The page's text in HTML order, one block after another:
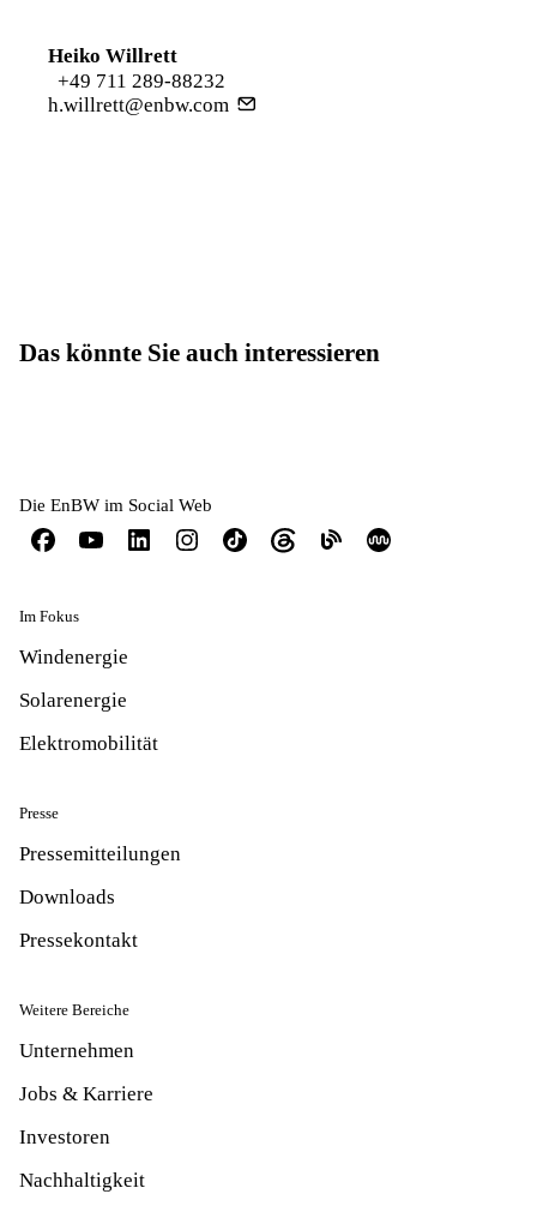
Heiko Willrett
+49 711 289-88232
h.willrett@enbw.com
Das könnte Sie auch interessieren
Die EnBW im Social Web
Im Fokus
Windenergie
Solarenergie
Elektromobilität
Presse
Pressemitteilungen
Downloads
Pressekontakt
Weitere Bereiche
Unternehmen
Jobs & Karriere
Investoren
Nachhaltigkeit